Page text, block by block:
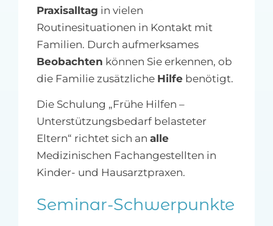
Praxisalltag in vielen
Routinesituationen in Kontakt mit
Familien. Durch aufmerksames
Beobachten können Sie erkennen, ob
die Familie zusätzliche Hilfebenötigt.
Die Schulung „Frühe Hilfen –
Unterstützungsbedarf belasteter
Eltern“ richtet sich an alle
Medizinischen Fachangestellten in
Kinder- und Hausarztpraxen.
Seminar-Schwerpunkte